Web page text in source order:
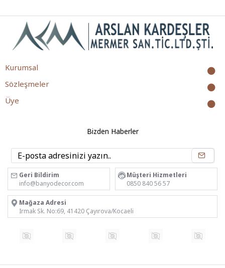
Kurumsal
Sözleşmeler
Üye
Bizden Haberler
Geri Bildirim
info@banyodecor.com
Müşteri Hizmetleri
0850 840 56 57
Mağaza Adresi
Irmak Sk. No:69, 41420 Çayırova/Kocaeli